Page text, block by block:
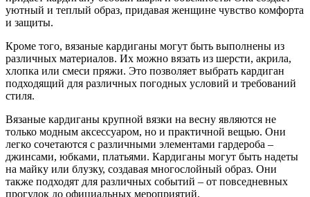
уютный и теплый образ, придавая женщине чувство комфорта
и защиты.
Кроме того, вязаные кардиганы могут быть выполнены из
различных материалов. Их можно вязать из шерсти, акрила,
хлопка или смеси пряжи. Это позволяет выбрать кардиган
подходящий для различных погодных условий и требований
стиля.
Вязаные кардиганы крупной вязки на весну являются не
только модным аксессуаром, но и практичной вещью. Они
легко сочетаются с различными элементами гардероба –
джинсами, юбками, платьями. Кардиганы могут быть надеты
на майку или блузку, создавая многослойный образ. Они
также подходят для различных событий – от повседневных
прогулок до официальных мероприятий.